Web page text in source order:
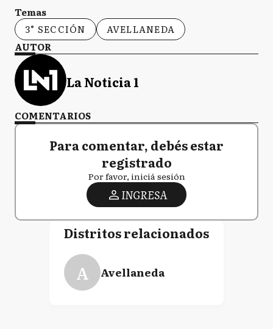
Temas
3° SECCIÓN
AVELLANEDA
AUTOR
La Noticia 1
COMENTARIOS
Para comentar, debés estar
registrado
Por favor, iniciá sesión
INGRESA
Distritos relacionados
A Avellaneda